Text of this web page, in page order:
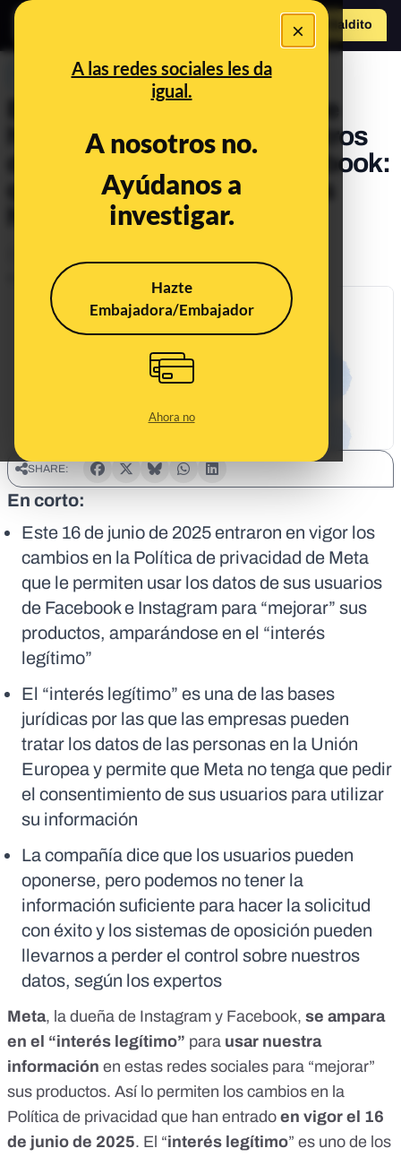
×
A las redes sociales les da
igual.
A nosotros no.
Ayúdanos a
investigar.
Hazte
Embajadora/Embajador
Ahora no
Hazte Maldito
PREBUNKING
El "interés legítimo" del que
habla Meta para usar nuestros
datos de Instagram y Facebook:
qué implica y qué podemos
hacer al respecto
Publicado el
SHARE:
En corto:
Este 16 de junio de 2025 entraron en vigor los
cambios en la Política de privacidad de Meta
que le permiten usar los datos de sus usuarios
de Facebook e Instagram para “mejorar” sus
productos, amparándose en el “interés
legítimo”
El “interés legítimo” es una de las bases
jurídicas por las que las empresas pueden
tratar los datos de las personas en la Unión
Europea y permite que Meta no tenga que pedir
el consentimiento de sus usuarios para utilizar
su información
La compañía dice que los usuarios pueden
oponerse, pero podemos no tener la
información suficiente para hacer la solicitud
con éxito y los sistemas de oposición pueden
llevarnos a perder el control sobre nuestros
datos, según los expertos
Meta, la dueña de Instagram y Facebook, se ampara
en el “interés legítimo” para usar nuestra
información en estas redes sociales para “mejorar”
sus productos. Así lo permiten los cambios en la
Política de privacidad que han entrado en vigor el 16
de junio de 2025. El “interés legítimo” es uno de los